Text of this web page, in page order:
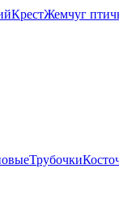
КрестЖемчуг
Трубочки